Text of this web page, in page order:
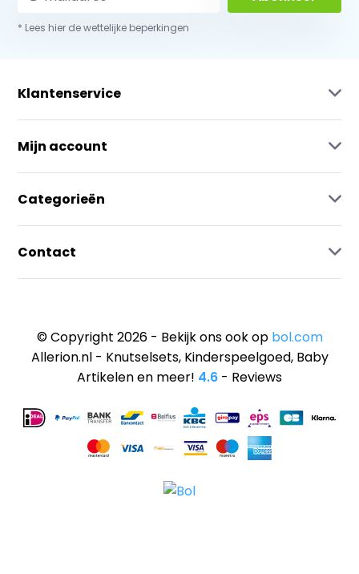
* Lees hier de wettelijke beperkingen
Klantenservice
Mijn account
Categorieën
Contact
© Copyright 2026 - Bekijk ons ook op bol.com
Allerion.nl - Knutselsets, Kinderspeelgoed, Baby
Artikelen en meer! 4.6 - Reviews